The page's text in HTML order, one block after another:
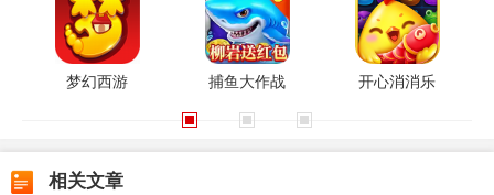
梦幻西游 捕鱼大作战 开心消消乐
相关文章